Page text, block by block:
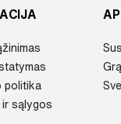
politika
ir sąlygos